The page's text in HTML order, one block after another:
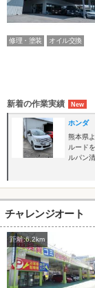
修理・塗装 オイル交換
新着の作業実績
ホンダ
熊本県
ルード
ルパン
チャレンジオート
距離:6.2km